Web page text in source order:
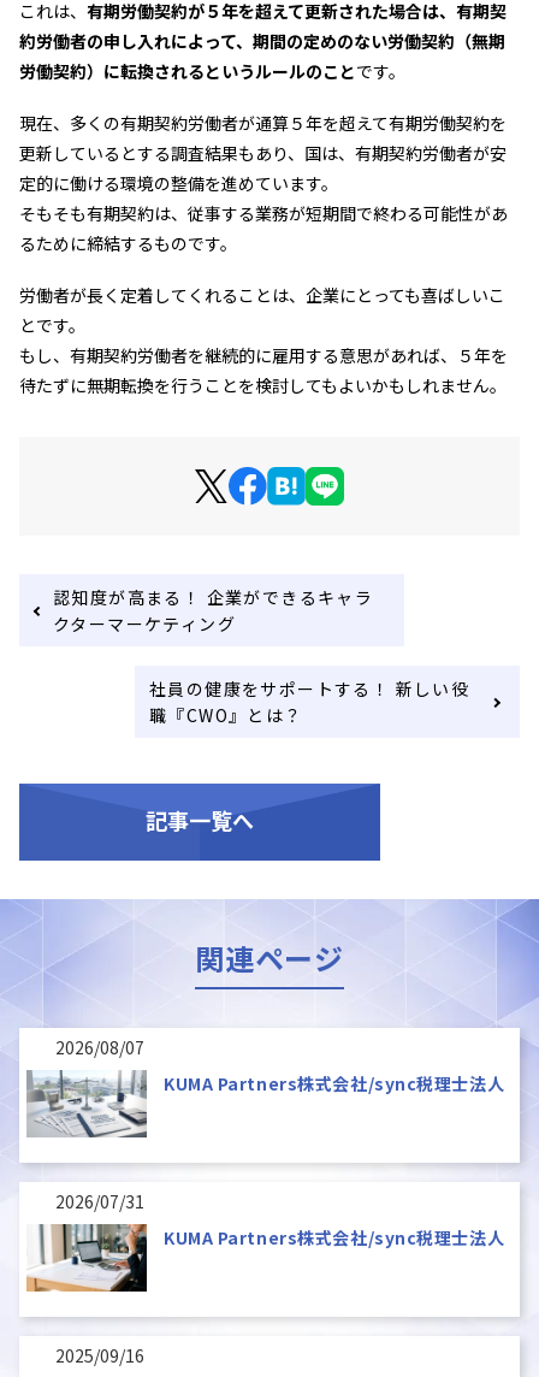
これは、 有期労働契約が５年を超えて更新された場合は、有期契
約労働者の申し入れによって、期間の定めのない労働契約（無期
労働契約）に転換されるというルールのことです。
現在、多くの有期契約労働者が通算５年を超えて有期労働契約を
更新しているとする調査結果もあり、国は、有期契約労働者が安
定的に働ける環境の整備を進めています。
そもそも有期契約は、従事する業務が短期間で終わる可能性があ
るために締結するものです。
労働者が長く定着してくれることは、企業にとっても喜ばしいこ
とです。
もし、有期契約労働者を継続的に雇用する意思があれば、５年を
待たずに無期転換を行うことを検討してもよいかもしれません。
認知度が高まる！ 企業ができるキャラ
クターマーケティング
社員の健康をサポートする！ 新しい役
職『CWO』とは？
記事一覧へ
関連ページ
2026/08/07
KUMA Partners株式会社/sync税理士法人
2026/07/31
KUMA Partners株式会社/sync税理士法人
2025/09/16